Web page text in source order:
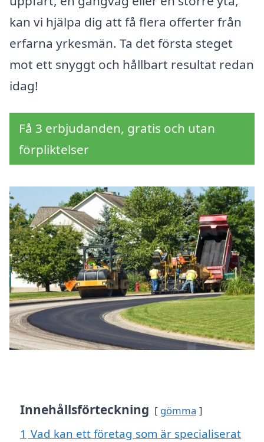
kan vi hjälpa dig att få flera offerter från
erfarna yrkesmän. Ta det första steget
mot ett snyggt och hållbart resultat redan
idag!
Få 3 erbjudanden, gratis och utan
förpliktelser
Innehållsförteckning gömma
1 Vad kan ett företag som är specialiserat